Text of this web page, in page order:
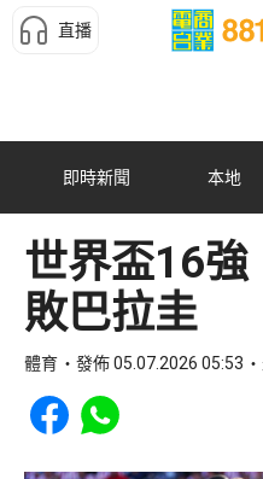
直播
即時新聞 本地
世界盃16
敗巴拉圭
體育 發佈 05.07.2026 05:53
Share to Facebook
Share to WhatsApp